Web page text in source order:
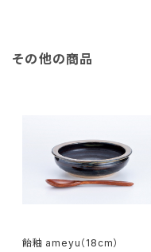
その他の商品
飴釉 ameyu（18cm）